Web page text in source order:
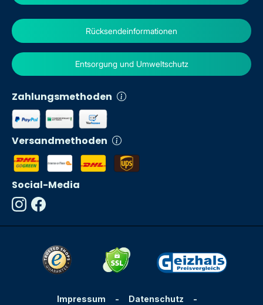
Zahlungsmethoden
Versandmethoden
Rücksendeinformationen
Entsorgung und Umweltschutz
Social-Media
Impressum - Datenschutz
-